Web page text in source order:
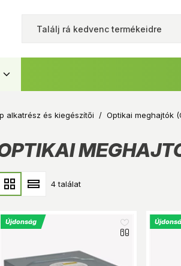
alkatrész és kiegészítői / Optikai meghajtók
4 találat
Újdonság